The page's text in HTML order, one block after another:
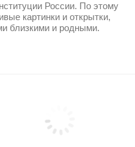
России. По этому
картинки и открытки,
близкими и родными.